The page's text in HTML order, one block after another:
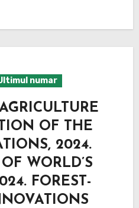
numar
OF THE
2024.
OF WORLD’S
FOREST-